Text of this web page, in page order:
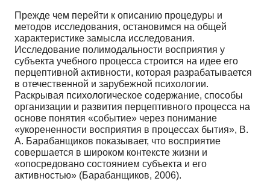
Прежде чем перейти к описанию процедуры и
методов исследования, остановимся на общей
характеристике замысла исследования.
Исследование полимодальности восприятия у
субъекта учебного процесса строится на идее его
перцептивной активности, которая разрабатывается
в отечественной и зарубежной психологии.
Раскрывая психологическое содержание, способы
организации и развития перцептивного процесса на
основе понятия «событие» через понимание
«укорененности восприятия в процессах бытия», В.
А. Барабанщиков показывает, что восприятие
совершается в широком контексте жизни и
«опосредовано состоянием субъекта и его
активностью» (Барабанщиков, 2006).